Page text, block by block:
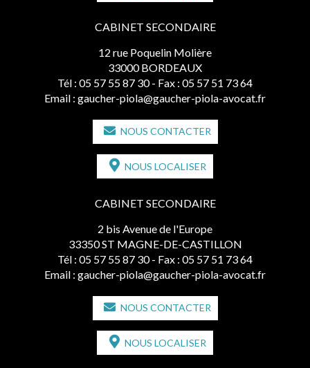
CABINET SECONDAIRE
12 rue Poquelin Molière
33000 BORDEAUX
Tél : 05 57 55 87 30 - Fax : 05 57 51 73 64
Email : gaucher-piola@gaucher-piola-avocat.fr
NOUS CONTACTER
NOUS LOCALISER
CABINET SECONDAIRE
2 bis Avenue de l'Europe
33350 ST MAGNE-DE-CASTILLON
Tél : 05 57 55 87 30 - Fax : 05 57 51 73 64
Email : gaucher-piola@gaucher-piola-avocat.fr
NOUS CONTACTER
NOUS LOCALISER